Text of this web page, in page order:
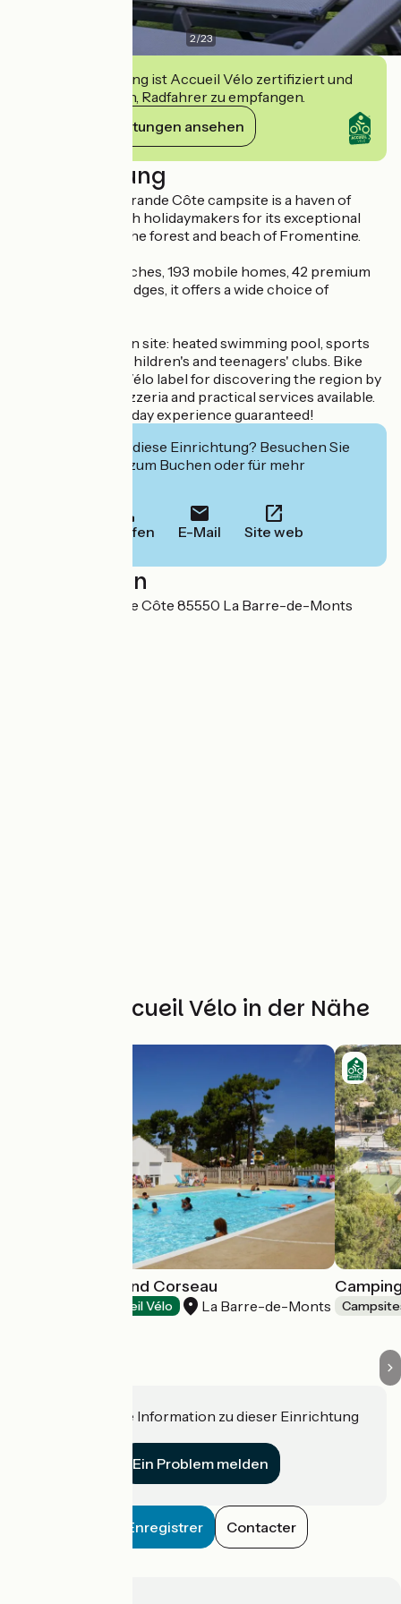
2/23
Diese Einrichtung ist Accueil Vélo zertifiziert und
verpflichtet sich, Radfahrer zu empfangen.
Ihre Verpflichtungen ansehen
Beschreibung
The Sandaya La Grande Côte campsite is a haven of
peace popular with holidaymakers for its exceptional
setting between the forest and beach of Fromentine.
With 250 bare pitches, 193 mobile homes, 42 premium
cottages and 22 lodges, it offers a wide choice of
Varied activities on site: heated swimming pool, sports
fields, play areas, children's and teenagers' clubs. Bike
hire and Accueil Vélo label for discovering the region by
bike. Bar, snack pizzeria and practical services available.
A memorable holiday experience guaranteed!
Interessiert Sie diese Einrichtung? Besuchen Sie
deren Website zum Buchen oder für mehr
Anrufen E-Mail Site web
Localisation
Route de la Grande Côte 85550 La Barre-de-Monts
Weitere Accueil Vélo in der Nähe
Camping le Grand Corseau
Accueil Vélo La Barre-de-Monts
Haben Sie eine Information zu dieser Einrichtung
Ein Problem melden
Enregistrer Contacter